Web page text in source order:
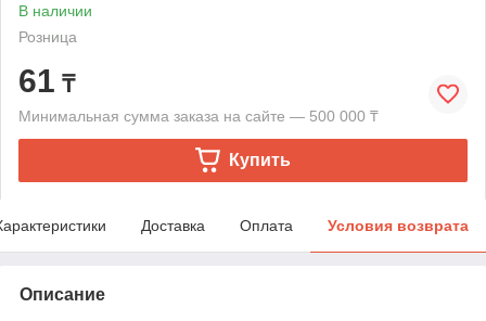
В наличии
Розница
61 ₸
Минимальная сумма заказа на сайте — 500 000 ₸
Купить
Доставка Оплата Условия возврата
Описание